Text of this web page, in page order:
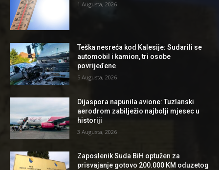
1 Augusta, 2026
Teška nesreća kod Kalesije: Sudarili se
automobil i kamion, tri osobe
povrijeđene
5 Augusta, 2026
Dijaspora napunila avione: Tuzlanski
aerodrom zabilježio najbolji mjesec u
historiji
3 Augusta, 2026
Zaposlenik Suda BiH optužen za
prisvajanje gotovo 200.000 KM oduzetog